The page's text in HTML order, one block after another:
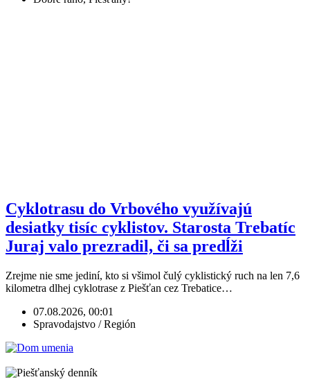
Cyklotrasu do Vrbového využívajú
desiatky tisíc cyklistov. Starosta Trebatíc
Juraj valo prezradil, či sa predĺži
Zrejme nie sme jediní, kto si všimol čulý cyklistický ruch na len 7,6
kilometra dlhej cyklotrase z Piešťan cez Trebatice…
07.08.2026, 00:01
Spravodajstvo / Región